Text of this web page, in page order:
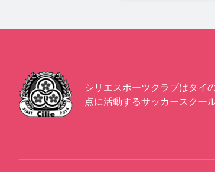
シリエスポーツクラブはタイ
点に活動するサッカースクール